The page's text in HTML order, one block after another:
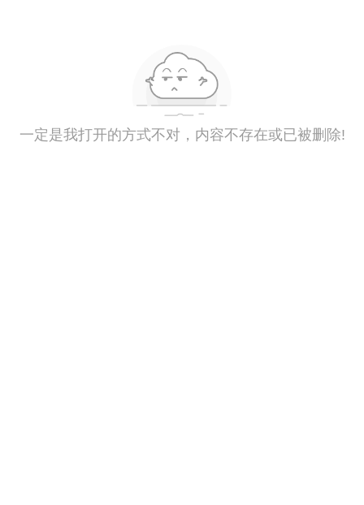
一定是我打开的方式不对，内容不存在或已被删除!